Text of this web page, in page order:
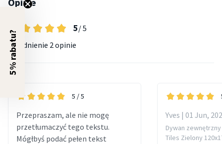
5/ 5
Uśrednienie 2 opinie
5 / 5
Przepraszam, ale nie mogę
przetłumaczyć tego tekstu.
Mógłbyś podać pełen tekst
Yves | 01 Jun,
Dywan
Tiles Zielony
5% rabatu?